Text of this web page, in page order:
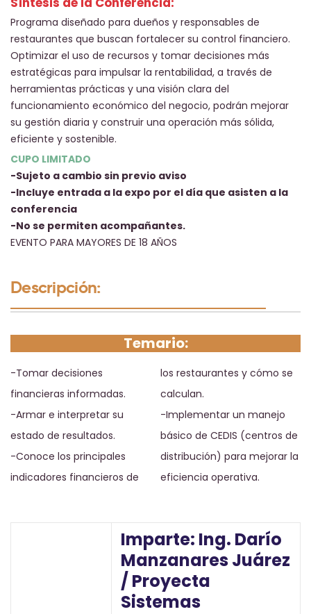
Programa diseñado para dueños y responsables de
restaurantes que buscan fortalecer su control financiero.
Optimizar el uso de recursos y tomar decisiones más
estratégicas para impulsar la rentabilidad, a través de
herramientas prácticas y una visión clara del
funcionamiento económico del negocio, podrán mejorar
su gestión diaria y construir una operación más sólida,
eficiente y sostenible.
CUPO LIMITADO
-Sujeto a cambio sin previo aviso
-Incluye entrada a la expo por el día que asisten a la
conferencia
-No se permiten acompañantes.
EVENTO PARA MAYORES DE 18 AÑOS
Descripción:
Temario:
-Tomar decisiones
financieras informadas.
-Armar e interpretar su
estado de resultados.
-Conoce los principales
indicadores financieros de
los restaurantes y cómo se
calculan.
-Implementar un manejo
básico de CEDIS (centros de
distribución) para mejorar la
eficiencia operativa.
Imparte: Ing. Darío
Manzanares Juárez
/ Proyecta
Sistemas